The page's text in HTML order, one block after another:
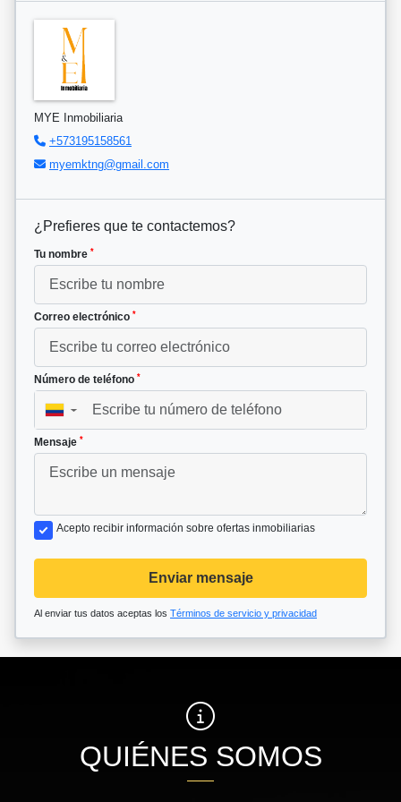
MYE Inmobiliaria
+573195158561
myemktng@gmail.com
¿Prefieres que te contactemos?
Tu nombre *
Correo electrónico *
Número de teléfono *
▼
Mensaje *
Acepto recibir información sobre ofertas inmobiliarias
Enviar mensaje
Al enviar tus datos aceptas los Términos de servicio y privacidad
QUIÉNES SOMOS